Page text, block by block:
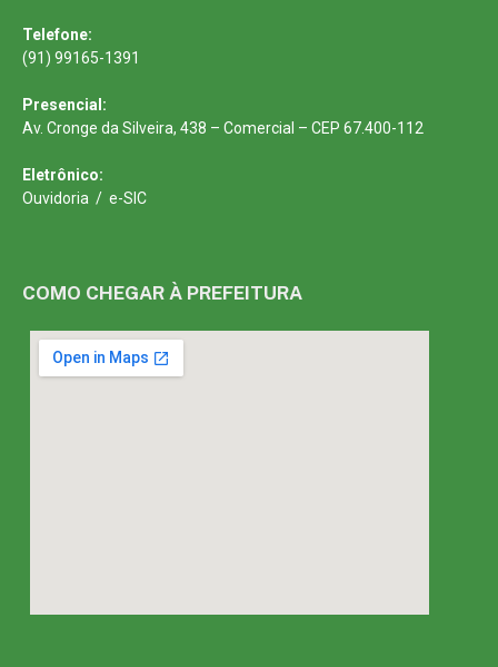
Telefone:
(91) 99165-1391
Presencial:
Av. Cronge da Silveira, 438 – Comercial – CEP 67.400-112
Eletrônico:
Ouvidoria / e-SIC
COMO CHEGAR À PREFEITURA